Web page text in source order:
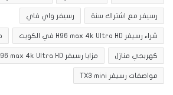
رسيفر مع اشتراك سنة رسيفر واي فاي
شراء رسيفر H96 max 4k Ultra HD في الكويت
كهربجي منازل مزايا رسيفر H96 max 4k Ultra HD
مواصفات رسيفر TX3 mini